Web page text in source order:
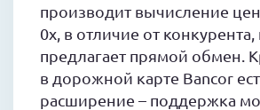
производит вычисление
0x, в отличие от конкурента,
предлагает прямой обмен.
в дорожной карте Bancor
расширение – поддержка